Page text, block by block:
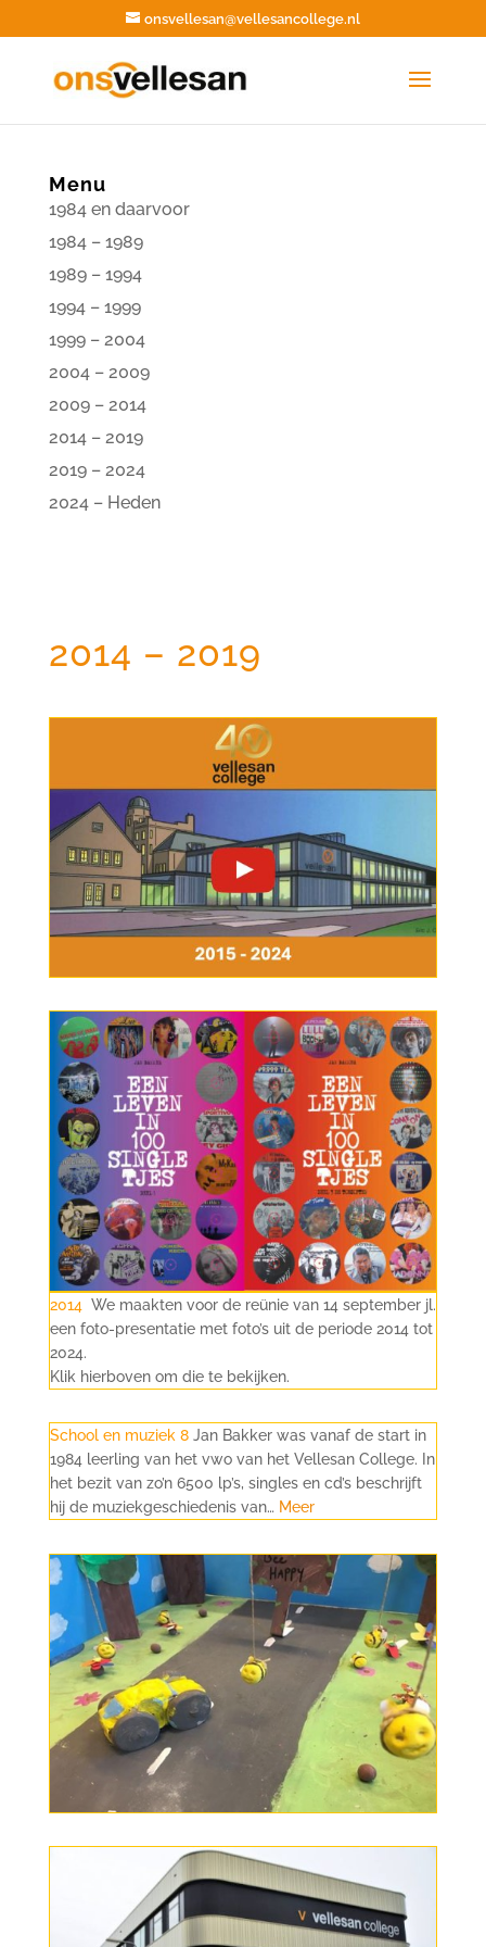
Zoek
naar:
onsvellesan@vellesancollege.nl
Menu
1984 en daarvoor
1984 – 1989
1989 – 1994
1994 – 1999
1999 – 2004
2004 – 2009
2009 – 2014
2014 – 2019
2019 – 2024
2024 – Heden
2014 – 2019
2014 We maakten voor de reünie van 14 september jl.
een foto-presentatie met foto’s uit de periode 2014 tot
2024.
Klik hierboven om die te bekijken.
School en muziek 8 Jan Bakker was vanaf de start in
1984 leerling van het vwo van het Vellesan College. In
het bezit van zo’n 6500 lp’s, singles en cd’s beschrijft
hij de muziekgeschiedenis van… Meer